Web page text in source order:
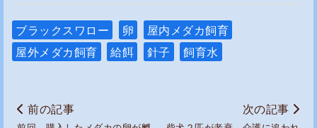
ブラックスワロー 卵
屋内メダカ飼育
屋外メダカ飼育
給餌 針子 飼育水
前の記事 次の記事